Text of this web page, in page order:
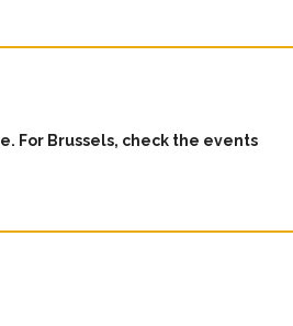
For Brussels, check the events